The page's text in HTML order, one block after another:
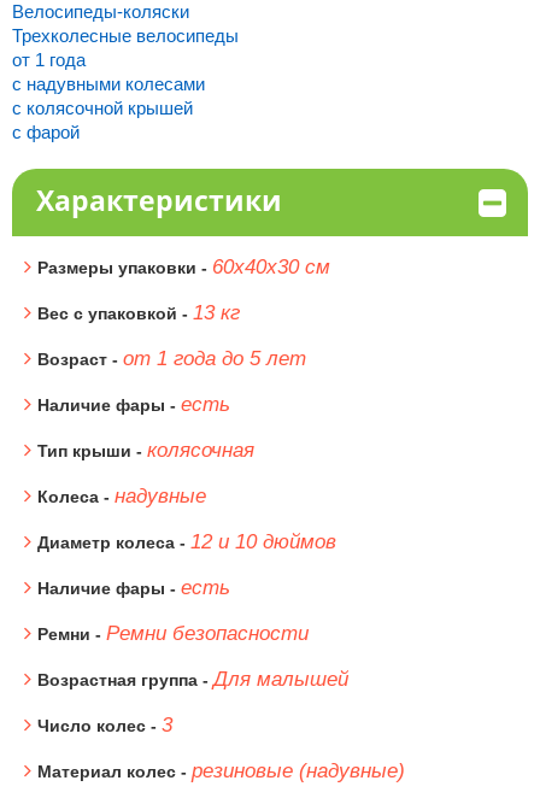
Велосипеды-коляски
Трехколесные велосипеды
от 1 года
с надувными колесами
с колясочной крышей
с фарой
Характеристики
Размеры упаковки - 60х40х30 см
Вес с упаковкой - 13 кг
Возраст - от 1 года до 5 лет
Наличие фары - есть
Тип крыши - колясочная
Колеса - надувные
Диаметр колеса - 12 и 10 дюймов
Наличие фары - есть
Ремни - Ремни безопасности
Возрастная группа -Для малышей
Число колес - 3
Материал колес - резиновые (надувные)